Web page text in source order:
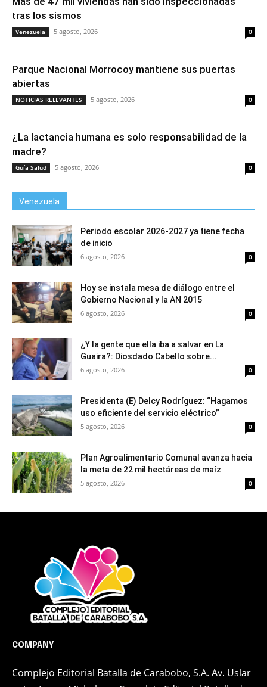
tras los sismos
Venezuela 5 agosto, 2026 0
Parque Nacional Morrocoy mantiene sus puertas
abiertas
NOTICIAS RELEVANTES 5 agosto, 2026 0
¿La lactancia humana es solo responsabilidad de la
madre?
Guía Salud 5 agosto, 2026 0
Venezuela
Periodo escolar 2026-2027 ya tiene fecha
de inicio
6 agosto, 2026 0
Hoy se instala mesa de diálogo entre el
Gobierno Nacional y la AN 2015
6 agosto, 2026 0
¿Y la gente que ella iba a salvar en La
Guaira?: Diosdado Cabello sobre...
6 agosto, 2026 0
Presidenta (E) Delcy Rodríguez: “Hagamos
uso eficiente del servicio eléctrico”
5 agosto, 2026 0
Plan Agroalimentario Comunal avanza hacia
la meta de 22 mil hectáreas de maíz
5 agosto, 2026 0
COMPANY
Complejo Editorial Batalla de Carabobo, S.A. Av. Uslar